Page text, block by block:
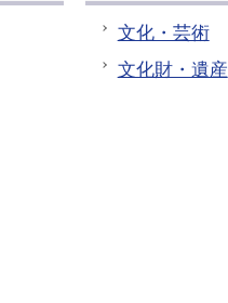
文化・芸術
文化財・遺産